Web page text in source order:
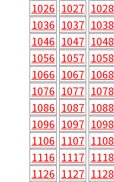
1026 1027 1028
1036 1037 1038
1046 1047 1048
1056 1057 1058
1066 1067 1068
1076 1077 1078
1086 1087 1088
1096 1097 1098
1106 1107 1108
1116 1117 1118
1126 1127 1128